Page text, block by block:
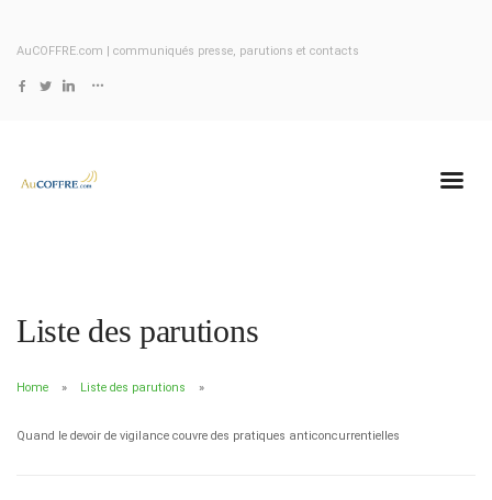
AuCOFFRE.com | communiqués presse, parutions et contacts
Liste des parutions
Home Liste des parutions
Quand le devoir de vigilance couvre des pratiques anticoncurrentielles